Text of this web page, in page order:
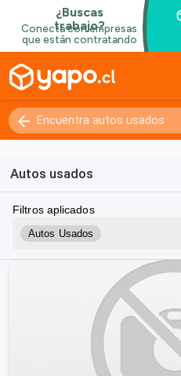
Autos usados
Filtros aplicados
Autos Usados